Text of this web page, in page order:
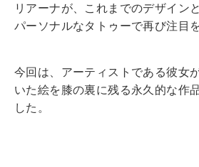
リアーナが、これまでのデザイン
パーソナルなタトゥーで再び注目
今回は、アーティストである彼女
いた絵を膝の裏に残る永久的な作
した。